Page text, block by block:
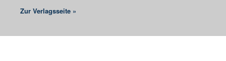
Zur Verlagsseite »